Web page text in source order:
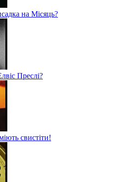
на Місяць?
Преслі?
свистіти!